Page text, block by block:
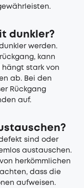
dunkler?
werden.
kann
hängt stark von
ab. Bei den
Rückgang
auf.
sind oder
austauschen.
herkömmlichen
dass die
aufweisen.